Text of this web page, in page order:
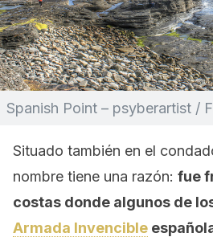
Spanish Point – psyberartist /
Situado también en el
nombre tiene una razón: fue
costas donde algunos de
Armada Invencible